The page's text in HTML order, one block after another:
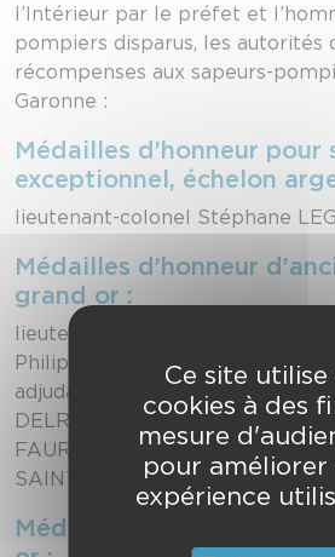
l’Intérieur par le préfet et
pompiers disparus, les autorités
récompenses aux sapeurs-
Garonne :
Médailles d’honneur pour
exceptionnel, échelon
lieutenant-colonel Stéphane
Médailles d’honneur
grand or :
lieutenant-colonel Jean-Louis
Philippe NAVARRE, capitaine
adjudant Patrick BAQUE,
DELRIEU, adjudant Bruno
FAURE, caporal Alain PUEYO,
SAINT-MARTIN
Médailles d’honneur
Ce site utilise
cookies à des
mesure
pour améliorer
expérience